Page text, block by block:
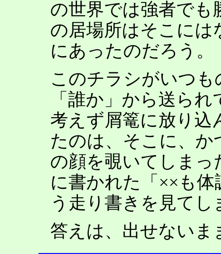
の世界では強者でも
の居場所はそこに
にあったのだろう。
このチラシがいつ
「誰か」から送ら
考えず屑篭に放り込
たのは、そこに、か
の顔を覗いてしま
に書かれた「××も
う走り書きを見て
答えは、出せないま